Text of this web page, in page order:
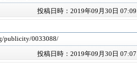
投稿日時：2019年09月30日 07:09
publicity/0033088/
投稿日時：2019年09月30日 07:07